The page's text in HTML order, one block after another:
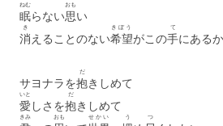
眠
ねむ
らない思
おも
い
消
き
えることのない希望
きぼう
がこの手
て
にある
サヨナラを抱
だ
きしめて
愛
いと
しさを抱
だ
きしめて
きみ おも せかい う つ